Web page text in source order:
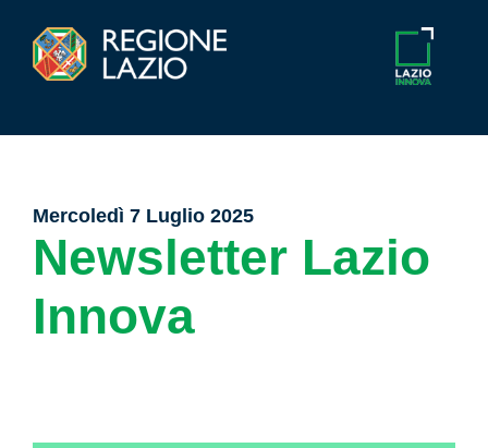
Mercoledì 7 Luglio 2025
Newsletter Lazio
Innova